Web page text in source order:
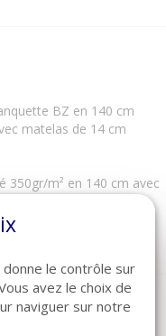
BZ en 140 cm
matelas de 14 cm
350gr/m² en 140 cm avec
non inclus)
de 1.00 euros TTC
le contrôle sur
avez le choix de
naviguer sur notre